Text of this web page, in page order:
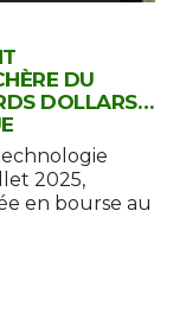
DU
DOLLARS…
2025,
en bourse au